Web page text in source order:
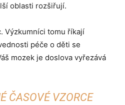
oblasti rozšiřují.
Výzkumníci tomu říkají
péče o děti se
mozek je doslova vyřezává
ČASOVÉ VZORCE